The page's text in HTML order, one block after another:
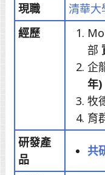
現職
清華大
經歷
部
企
年)
牧
育
研發產
品
共